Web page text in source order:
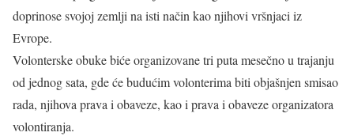
doprinose svojoj zemlji na isti način kao njihovi vršnjaci iz
Evrope.
Volonterske obuke biće organizovane tri puta mesečno u trajanju
od jednog sata, gde će budućim volonterima biti objašnjen smisao
rada, njihova prava i obaveze, kao i prava i obaveze organizatora
volontiranja.